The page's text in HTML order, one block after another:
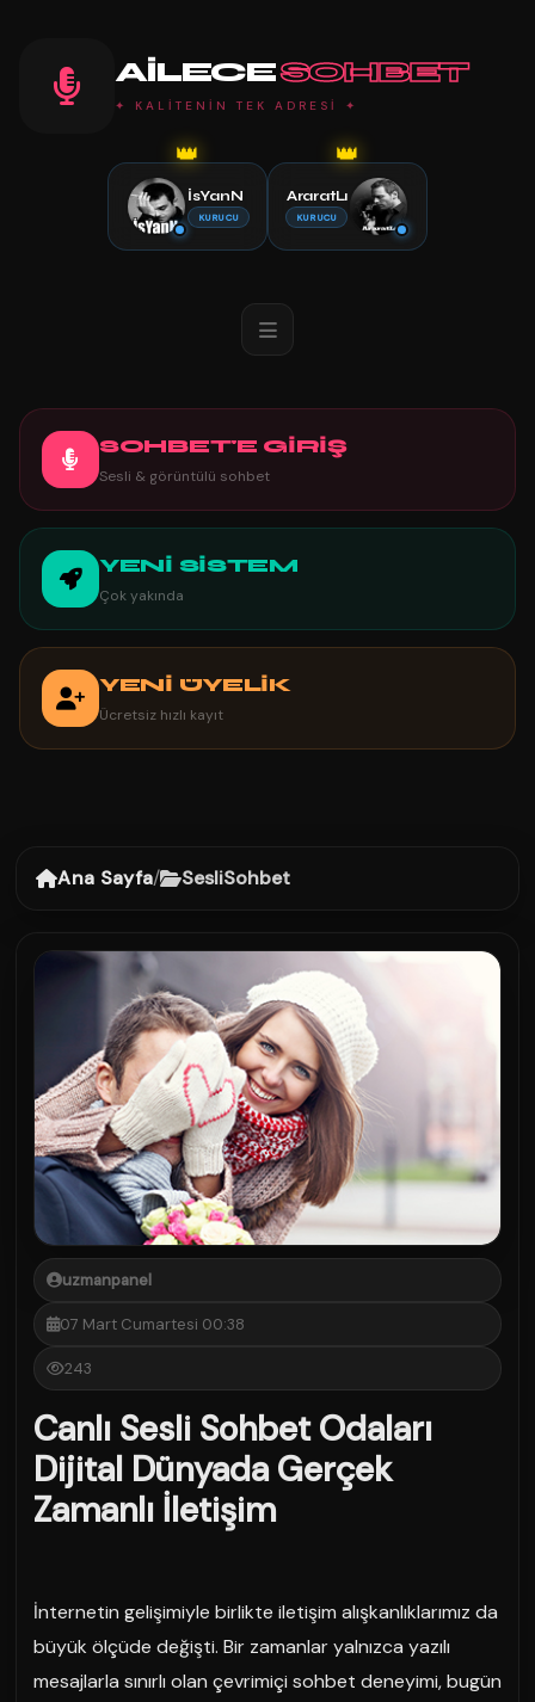
AILECESOHBET
✦ KALİTENİN TEK ADRESİ ✦
👑
İsYanN
KURUCU
👑
AraratLı
KURUCU
SOHBET'E GİRİŞ
Sesli & görüntülü sohbet
YENİ SİSTEM
Çok yakında
YENİ ÜYELİK
Ücretsiz hızlı kayıt
Ana Sayfa/ SesliSohbet
uzmanpanel
07 Mart Cumartesi 00:38
243
Canlı Sesli Sohbet Odaları
Dijital Dünyada Gerçek
Zamanlı İletişim
İnternetin gelişimiyle birlikte iletişim alışkanlıklarımız da
büyük ölçüde değişti. Bir zamanlar yalnızca yazılı
mesajlarla sınırlı olan çevrimiçi sohbet deneyimi, bugün